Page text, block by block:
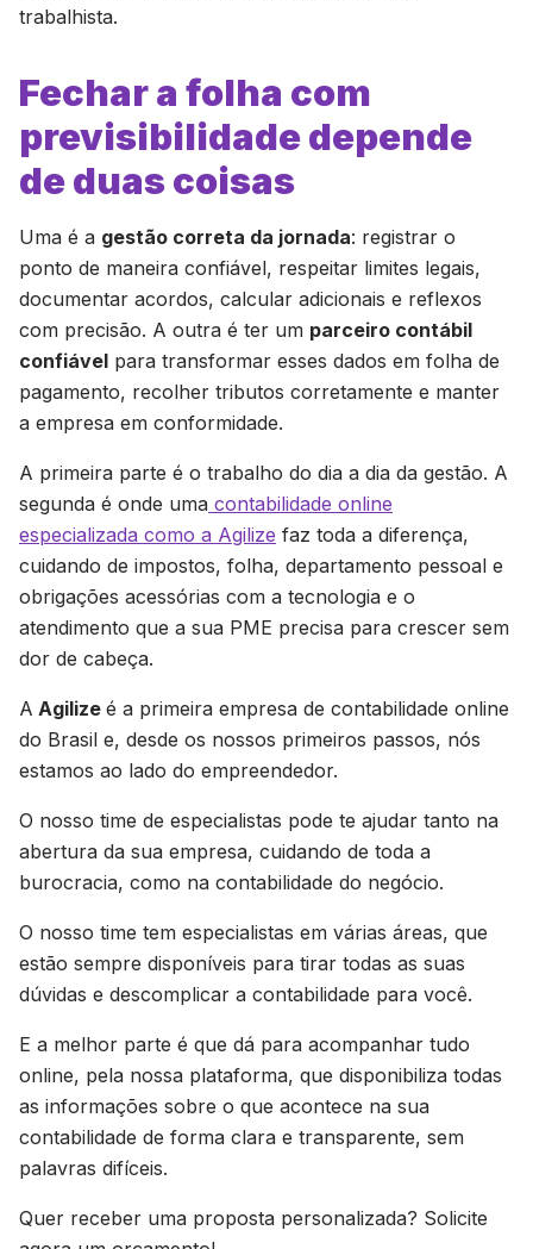
trabalhista.
Fechar a folha com
previsibilidade depende
de duas coisas
Uma é a gestão correta da jornada: registrar o
ponto de maneira confiável, respeitar limites legais,
documentar acordos, calcular adicionais e reflexos
com precisão. A outra é ter um parceiro contábil
confiável para transformar esses dados em folha de
pagamento, recolher tributos corretamente e manter
a empresa em conformidade.
A primeira parte é o trabalho do dia a dia da gestão. A
segunda é onde uma contabilidade online
especializada como a Agilize faz toda a diferença,
cuidando de impostos, folha, departamento pessoal e
obrigações acessórias com a tecnologia e o
atendimento que a sua PME precisa para crescer sem
dor de cabeça.
A Agilize é a primeira empresa de contabilidade online
do Brasil e, desde os nossos primeiros passos, nós
estamos ao lado do empreendedor.
O nosso time de especialistas pode te ajudar tanto na
abertura da sua empresa, cuidando de toda a
burocracia, como na contabilidade do negócio.
O nosso time tem especialistas em várias áreas, que
estão sempre disponíveis para tirar todas as suas
dúvidas e descomplicar a contabilidade para você.
E a melhor parte é que dá para acompanhar tudo
online, pela nossa plataforma, que disponibiliza todas
as informações sobre o que acontece na sua
contabilidade de forma clara e transparente, sem
palavras difíceis.
Quer receber uma proposta personalizada? Solicite